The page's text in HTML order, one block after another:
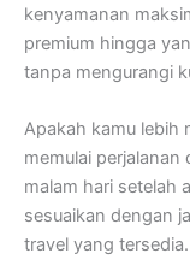
kenyamanan
premium hingga
tanpa mengurangi
Apakah kamu lebih
memulai
malam hari setelah
sesuaikan dengan
travel yang tersedia.